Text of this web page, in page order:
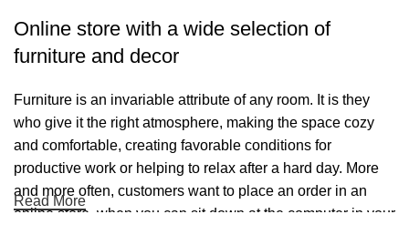
Online store with a wide selection of
furniture and decor
Furniture is an invariable attribute of any room. It is they
who give it the right atmosphere, making the space cozy
and comfortable, creating favorable conditions for
productive work or helping to relax after a hard day. More
and more often, customers want to place an order in an
online store, when you can sit down at the computer in your
Read More